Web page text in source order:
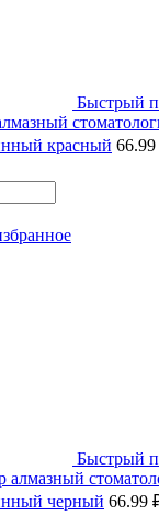
Быстрый
красный
Быстрый
алмазный
черный 66.99